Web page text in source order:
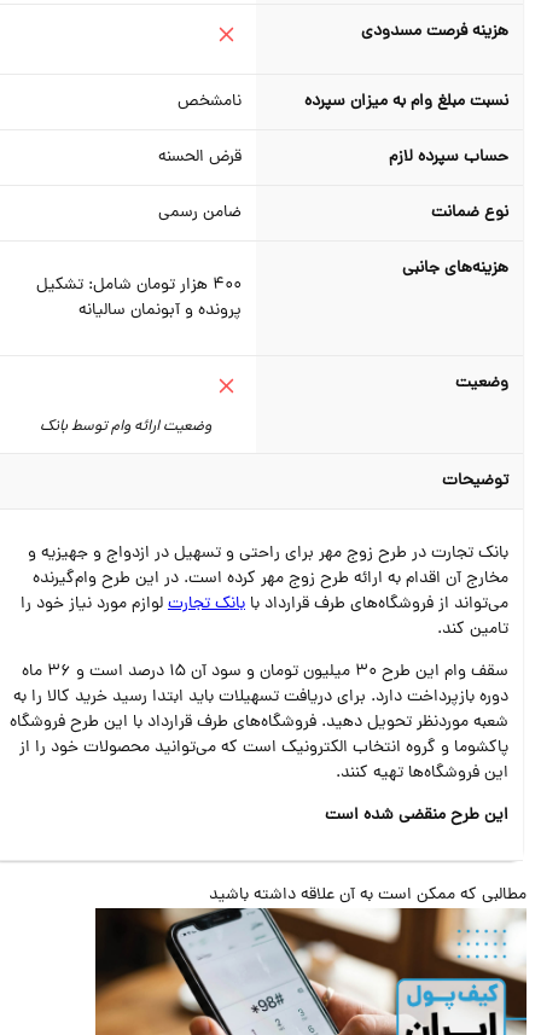
هزینه فرصت مسدودی
نسبت مبلغ وام به میزان سپرده نامشخص
حساب سپرده لازم قرض الحسنه
نوع ضمانت ضامن رسمی
هزینه‌های جانبی
400 هزار تومان شامل: تشکیل
پرونده و آبونمان سالیانه
وضعیت
وضعیت ارائه وام توسط بانک
توضیحات
بانک تجارت در طرح زوج مهر برای راحتی و تسهیل در ازدواج و جهیزیه و
مخارج آن اقدام به ارائه طرح زوج مهر کرده است. در این طرح وام‌گیرنده
می‌تواند از فروشگاه‌های طرف قرارداد بابانک تجارتلوازم مورد نیاز خود را
تامین کند.
سقف وام این طرح 30 میلیون تومان و سود آن 15 درصد است و 36 ماه
دوره بازپرداخت دارد. برای دریافت تسهیلات باید ابتدا رسید خرید کالا را به
شعبه موردنظر تحویل دهید. فروشگاه‌های طرف قرارداد با این طرح فروشگاه
پاکشوما و گروه انتخاب الکترونیک است که می‌توانید محصولات خود را از
این فروشگاه‌ها تهیه کنند.
این طرح منقضی شده است
که ممکن است به آن علاقه داشته باشید